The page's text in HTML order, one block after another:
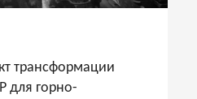
трансформации
для горно-